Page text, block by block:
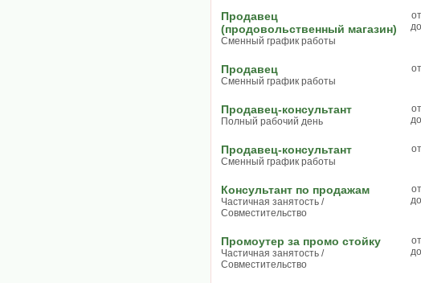
Продавец
(продовольственный магазин)
Сменный график работы
Продавец
Сменный график работы
Продавец-консультант
Полный рабочий день
Продавец-консультант
Сменный график работы
Консультант по продажам
Частичная занятость /
Совместительство
Промоутер за промо стойку
Частичная занятость /
Совместительство